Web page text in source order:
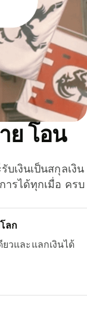
ย โอน
เงินเป็นสกุลเงิน
รได้ทุกเมื่อ ครบ
ลก
วและแลกเงินได้